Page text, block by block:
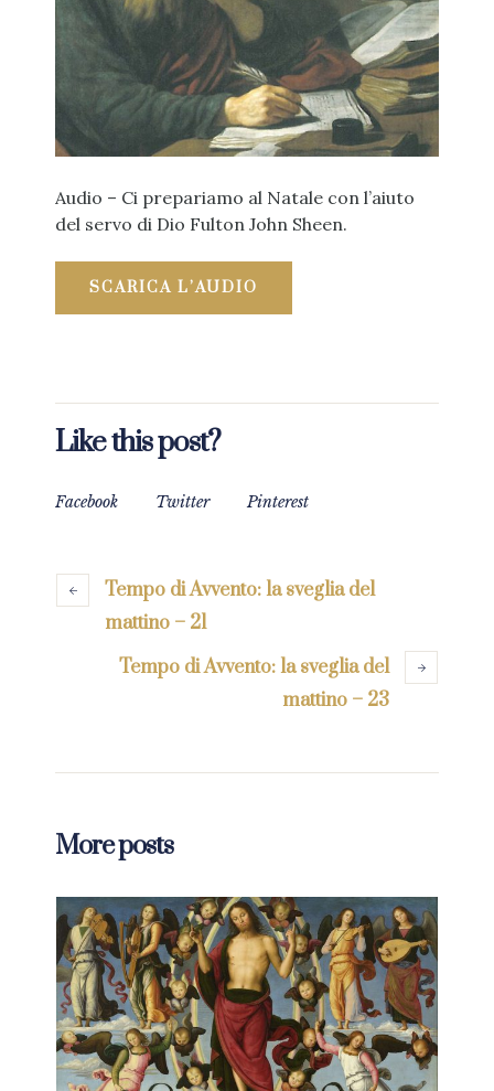
Audio – Ci prepariamo al Natale con l’aiuto
del servo di Dio Fulton John Sheen.
SCARICA L’AUDIO
Like this post?
Facebook Twitter Pinterest
Tempo di Avvento: la sveglia del
mattino – 21
Tempo di Avvento: la sveglia del
mattino – 23
More posts